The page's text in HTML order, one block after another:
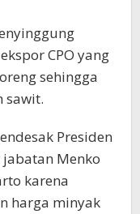
CPO yang
sehingga
sawit.
Presiden
jabatan Menko
karena
harga minyak